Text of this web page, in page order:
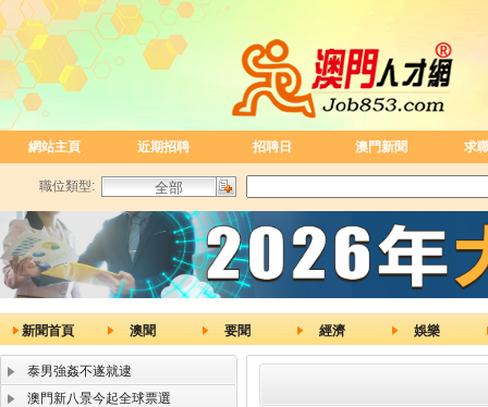
網站主頁 近期招聘 招聘日 澳門新聞 求
職位類型:
新聞首頁 澳聞 要聞 經濟 娛樂
泰男強姦不遂就逮
澳門新八景今起全球票選